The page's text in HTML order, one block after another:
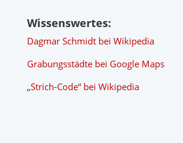
Wissenswertes:
Dagmar Schmidt bei Wikipedia
Grabungsstädte bei Google Maps
„Strich-Code“ bei Wikipedia